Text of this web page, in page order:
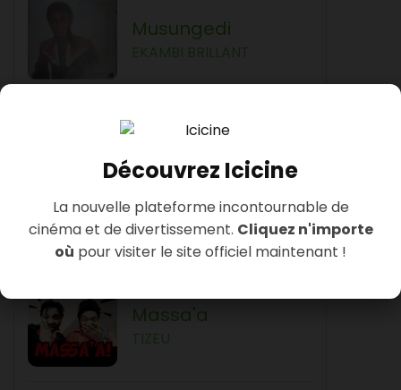
Musungedi
Some Translations
Ngué Kyo
EDDY YÙALEU
Massa'a
Découvrez Icicine
La nouvelle plateforme incontournable de
cinéma et de divertissement. Cliquez n'importe
où pour visiter le site officiel maintenant !